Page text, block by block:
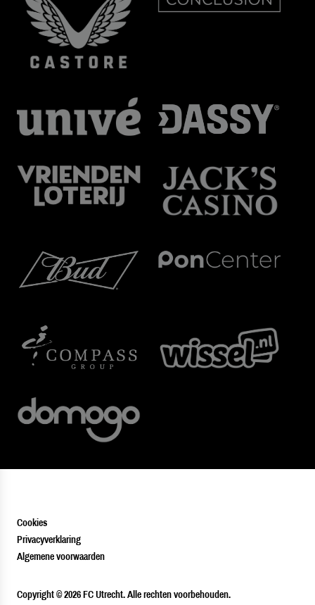
Cookies
Privacyverklaring
Algemene voorwaarden
Copyright © 2026 FC Utrecht. Alle rechten voorbehouden.